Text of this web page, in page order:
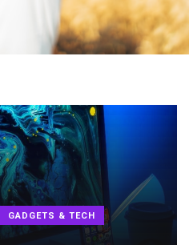
GADGETS & TECH